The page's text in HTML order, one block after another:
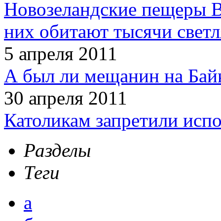
Новозеландские пещеры
них обитают тысячи
5 апреля 2011
А был ли мещанин на
30 апреля 2011
Католикам запретили
Разделы
Теги
а